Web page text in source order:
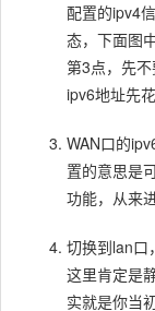
配置的ipv4
态，下面图
第3点，先
ipv6地址先
WAN口的
置的意思是
功能，从来
切换到lan口
这里肯定是
实就是你当